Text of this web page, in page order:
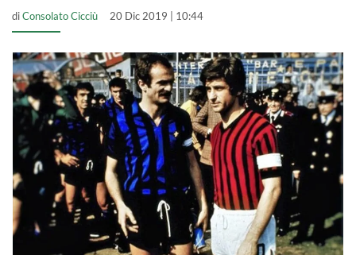
diConsolato Cicciù 20 Dic 2019 | 10:44